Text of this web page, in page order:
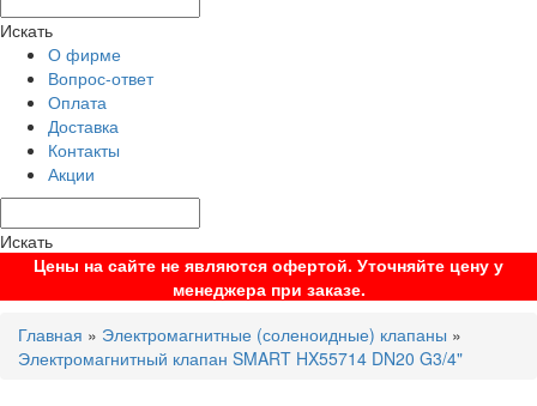
Искать
О фирме
Вопрос-ответ
Оплата
Доставка
Контакты
Акции
Искать
Цены на сайте не являются офертой. Уточняйте цену у
менеджера при заказе.
Главная » Электромагнитные (соленоидные) клапаны »
Электромагнитный клапан SMART HX55714 DN20 G3/4"